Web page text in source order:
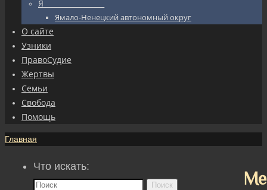
Я_________________
Ямало-Ненецкий автономный округ
О сайте
Узники
ПравоСудие
Жертвы
Семьи
Свобода
Помощь
Главная
Что искать:
Поиск